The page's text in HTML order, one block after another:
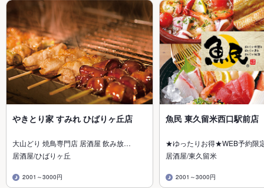
やきとり家 すみれ ひばりヶ丘店
大山どり 焼鳥専門店 居酒屋 飲み放…
居酒屋/ひばりヶ丘
2001～3000円
魚民 東久留米西口駅前店
★ゆったりお得★WEB予約限
居酒屋/東久留米
2001～3000円